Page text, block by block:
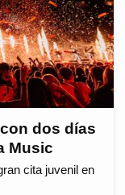
dos días
Music
cita juvenil en